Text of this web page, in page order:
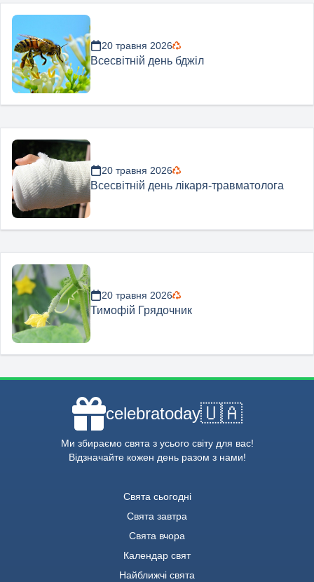
20 травня 2026
Всесвітній день бджіл
20 травня 2026
Всесвітній день лікаря-травматолога
20 травня 2026
Тимофій Грядочник
celebratoday🇺🇦
Ми збираємо свята з усього світу для вас!
Відзначайте кожен день разом з нами!
Свята сьогодні
Свята завтра
Свята вчора
Календар свят
Найближчі свята